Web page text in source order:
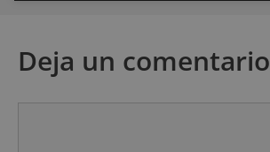
Deja un comentario